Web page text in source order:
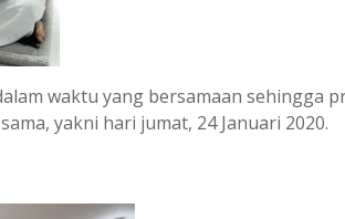
waktu yang bersamaan sehingga
yakni hari jumat, 24 Januari 2020.